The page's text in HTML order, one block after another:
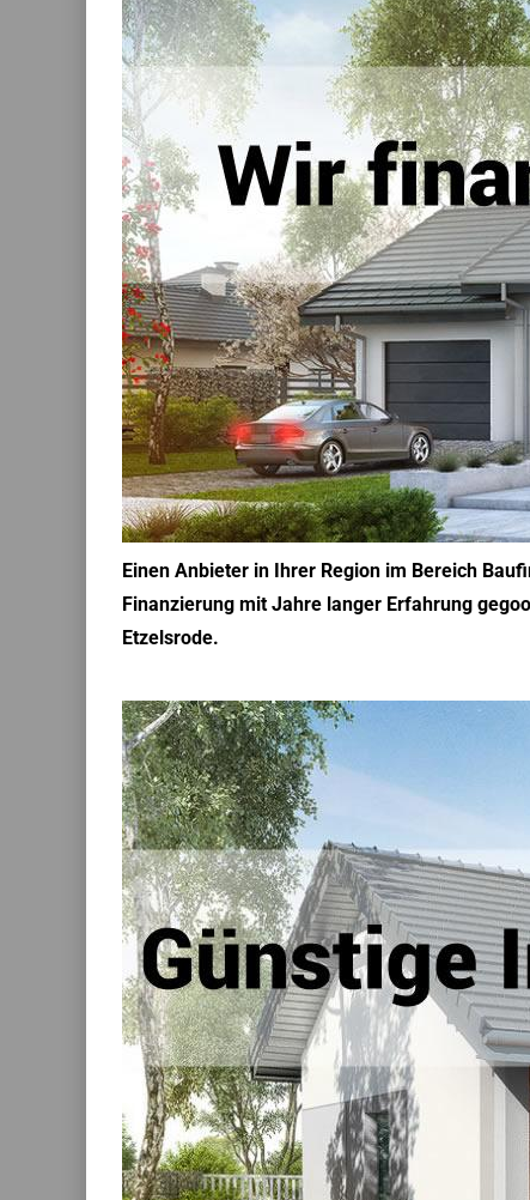
Einen Anbieter in Ihrer Region im Bereich
Finanzierung mit Jahre langer Erfahrung
Etzelsrode.